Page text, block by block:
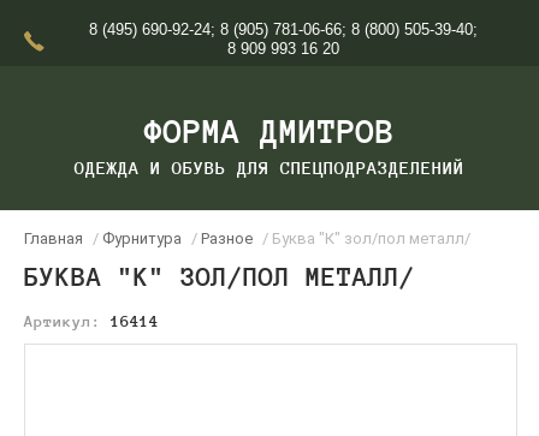
8 (495) 690-92-24; 8 (905) 781-06-66; 8 (800) 505-39-40;
8 909 993 16 20
ФОРМА ДМИТРОВ
ОДЕЖДА И ОБУВЬ ДЛЯ СПЕЦПОДРАЗДЕЛЕНИЙ
Главная / Фурнитура / Разное / Буква "К" зол/пол металл/
БУКВА "К" ЗОЛ/ПОЛ МЕТАЛЛ/
Артикул: 16414